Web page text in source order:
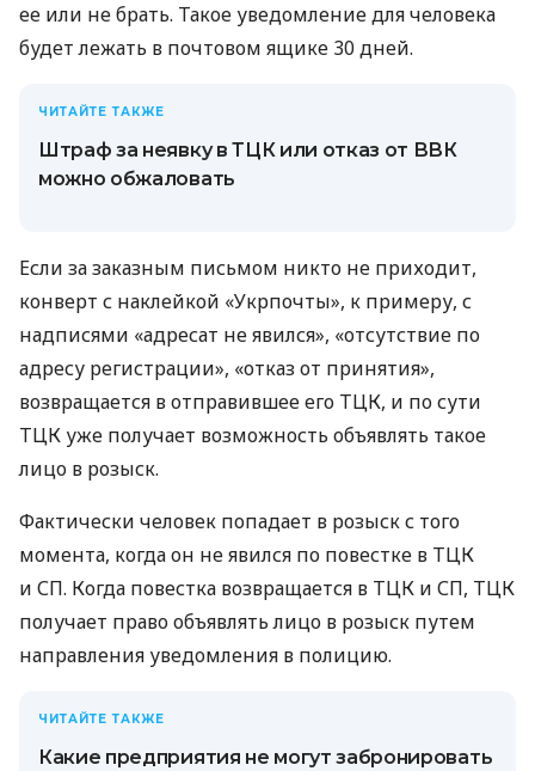
ее или не брать. Такое уведомление для человека
будет лежать в почтовом ящике 30 дней.
ЧИТАЙТЕ ТАКЖЕ
Штраф за неявку в ТЦК или отказ от ВВК
можно обжаловать
Если за заказным письмом никто не приходит,
конверт с наклейкой «Укрпочты», к примеру, с
надписями «адресат не явился», «отсутствие по
адресу регистрации», «отказ от принятия»,
возвращается в отправившее его ТЦК, и по сути
ТЦК уже получает возможность объявлять такое
лицо в розыск.
Фактически человек попадает в розыск с того
момента, когда он не явился по повестке в ТЦК
и СП. Когда повестка возвращается в ТЦК и СП, ТЦК
получает право объявлять лицо в розыск путем
направления уведомления в полицию.
ЧИТАЙТЕ ТАКЖЕ
Какие предприятия не могут забронировать